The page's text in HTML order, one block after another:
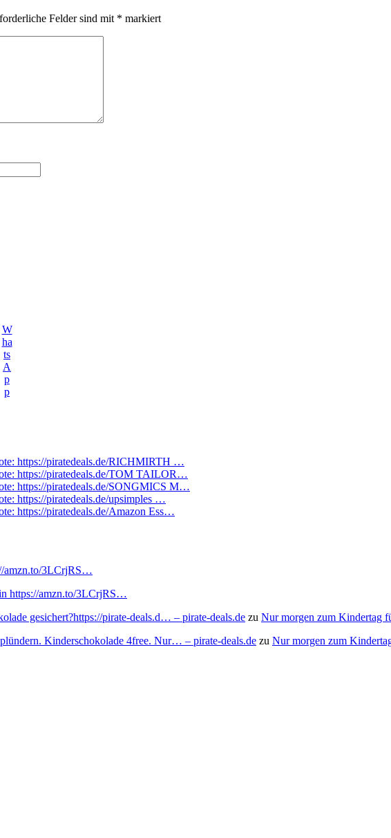
Felder sind mit * markiert
W
ha
ts
A
p
p
https://piratedeals.de/RICHMIRTH …
https://piratedeals.de/TOM TAILOR…
https://piratedeals.de/SONGMICS M…
https://piratedeals.de/upsimples …
https://piratedeals.de/Amazon Ess…
amzn.to/3LCrjRS…
https://amzn.to/3LCrjRS…
gesichert?https://pirate-deals.d… – pirate-deals.de zu Nur morgen zum Kindertag
Kinderschokolade 4free. Nur… – pirate-deals.de zu Nur morgen zum